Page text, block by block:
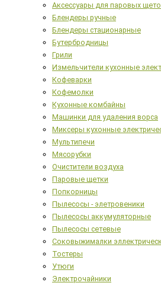
Аксессуары для паровых
Блендеры ручные
Блендеры стационарные
Бутербродницы
Грили
Измельчители кухонные
Кофеварки
Кофемолки
Кухонные комбайны
Машинки для удаления ворса
Миксеры кухонные
Мультипечи
Мясорубки
Очистители воздуха
Паровые щетки
Попкорницы
Пылесосы - элетровеники
Пылесосы аккумуляторные
Пылесосы сетевые
Соковыжималки
Тостеры
Утюги
Электрочайники